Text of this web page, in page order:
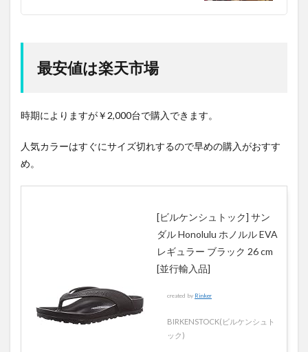
最安値は楽天市場
時期によりますが￥2,000台で購入できます。
人気カラーはすぐにサイズ切れするので早めの購入がおすす
め。
[ビルケンシュトック] サン
ダル Honolulu ホノルル EVA
レギュラー ブラック 26 cm
[並行輸入品]
created by Rinker
BIRKENSTOCK(ビルケンシュト
ック)